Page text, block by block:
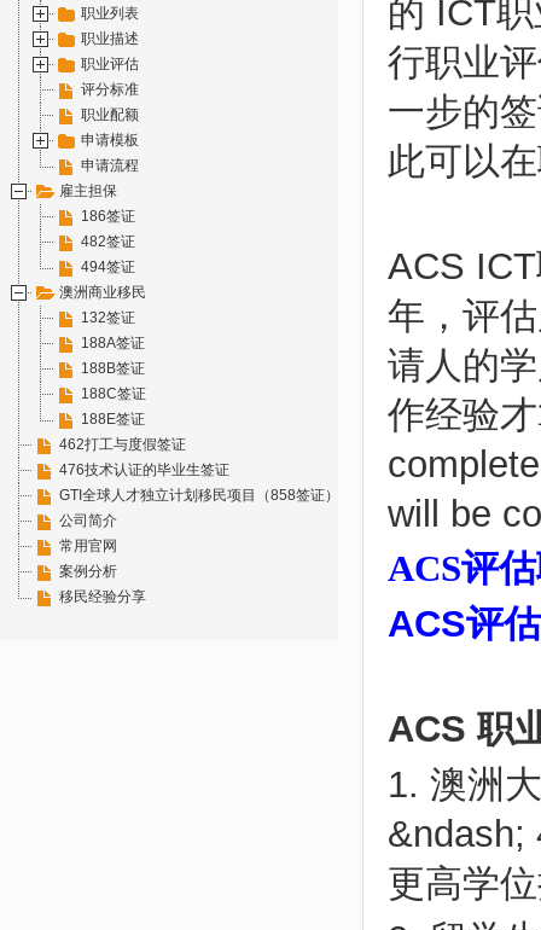
职业列表
职业描述
职业评估
评分标准
职业配额
申请模板
申请流程
雇主担保
186签证
482签证
494签证
澳洲商业移民
132签证
188A签证
188B签证
188C签证
188E签证
462打工与度假签证
476技术认证的毕业生签证
GTI全球人才独立计划移民项目（858签证）
公司简介
常用官网
案例分析
移民经验分享
的 ICT
行职业
一步的
此可以
ACS
年，评
请人的
作经验
will be
ACS评
ACS评
ACS 职
1. 澳洲
&ndash;
更高学